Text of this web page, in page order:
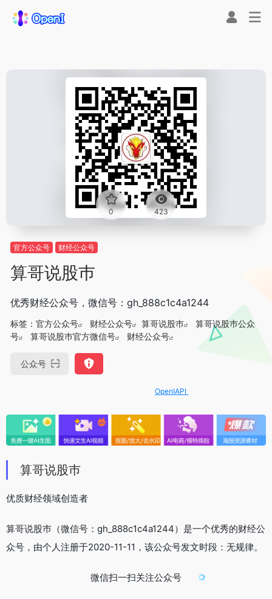
0 423
官方公众号 财经公众号
算哥说股巿
优秀财经公众号，微信号：gh_888c1c4a1244
标签： 官方公众号 财经公众号 算哥说股巿
算哥说股巿公众
号
算哥说股巿官方微信号 财经公众号
公众号
OpenIAPI，一站式大模型API聚合平台
算哥说股巿
优质财经领域创造者
算哥说股巿（微信号：gh_888c1c4a1244）是一个优秀的财经公
众号，由个人注册于2020-11-11，该公众号发文时段：无规律。
微信扫一扫关注公众号